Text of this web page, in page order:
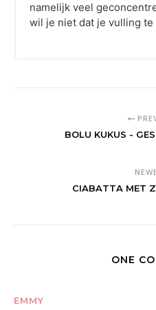
namelijk veel
wil je niet dat je vulling te
BOLU KUKUS -
CIABATTA MET
ONE
EMMY